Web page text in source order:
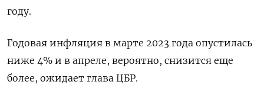
году.
Годовая инфляция в марте 2023 года опустилась
ниже 4% и в апреле, вероятно, снизится еще
более, ожидает глава ЦБР.